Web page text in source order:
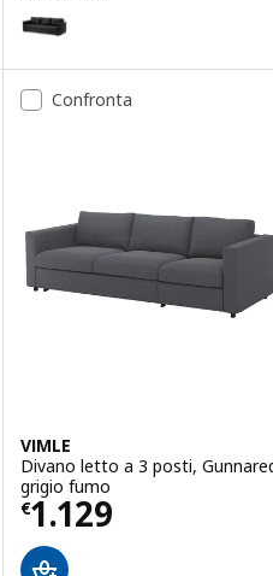
Opzione: FRIHETEN, Divano
Opzione: FRIHETEN, Divano
Opzione: FRIHETEN, Divano
da 5 stelle. Totale
Confronta
VIMLE
Divano letto a 3 posti,
grigio fumo
€1.129
Prezzo € 1129